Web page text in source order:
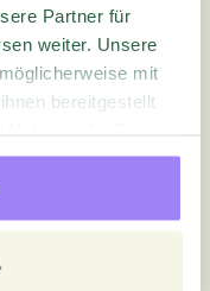
Partner für
weiter. Unsere
mit
bereitgestellt
zu
, desto gezielter
aller
bis zum